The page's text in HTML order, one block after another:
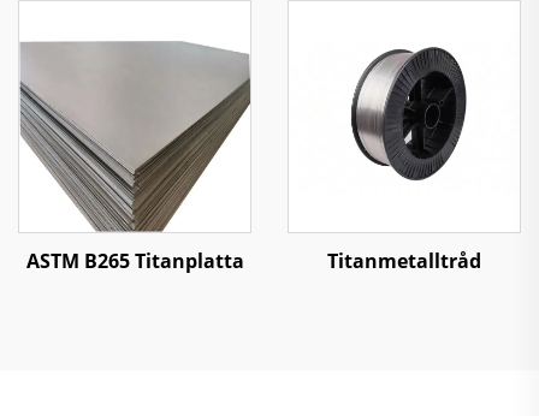
ASTM B265 Titanplatta Titanmetalltråd